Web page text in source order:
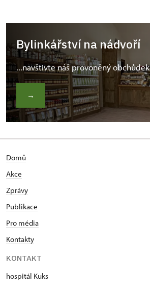
Bylinkářství na nádvoří
...navštivte náš provoněný obchůdek
→
Domů
Akce
Zprávy
Publikace
Pro média
Kontakty
KONTAKT
hospitál Kuks